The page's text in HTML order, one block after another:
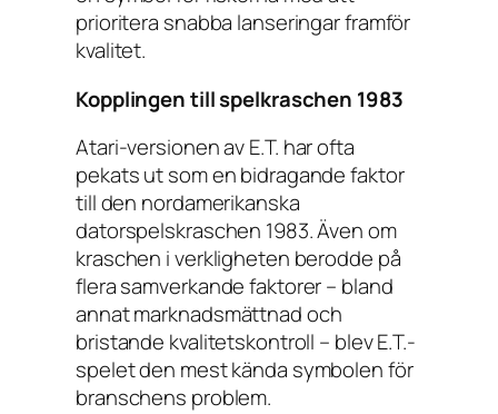
prioritera snabba lanseringar framför
kvalitet.
Kopplingen till spelkraschen 1983
Atari-versionen avE.T. har ofta
pekats ut som en bidragande faktor
till den nordamerikanska
datorspelskraschen 1983. Även om
kraschen i verkligheten berodde på
flera samverkande faktorer – bland
annat marknadsmättnad och
bristande kvalitetskontroll – blev E.T.-
spelet den mest kända symbolen för
branschens problem.